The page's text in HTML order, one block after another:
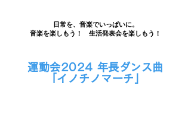
日常を、音楽でいっぱいに。
音楽を楽しもう！ 生活発表会を楽しもう！
運動会2024 年長ダンス曲
「イノチノマーチ」